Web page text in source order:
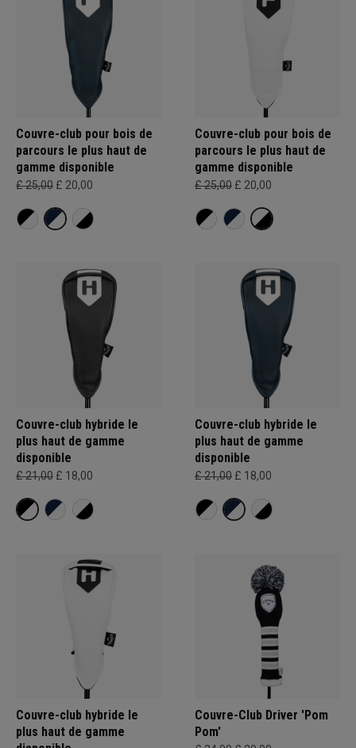
Couvre-club pour bois de
parcours le plus haut de
gamme disponible
£ 25,00 £ 20,00
Couvre-club pour bois de
parcours le plus haut de
gamme disponible
£ 25,00 £ 20,00
Couvre-club hybride le
plus haut de gamme
disponible
£ 21,00 £ 18,00
Couvre-club hybride le
plus haut de gamme
disponible
£ 21,00 £ 18,00
Couvre-club hybride le
plus haut de gamme
Couvre-Club Driver 'Pom
Pom'